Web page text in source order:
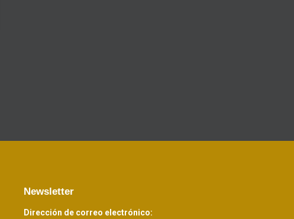
Newsletter
Dirección de correo electrónico: